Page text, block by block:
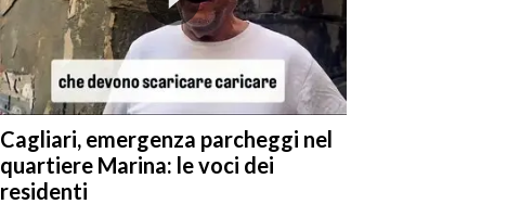
Cagliari, emergenza parcheggi nel
quartiere Marina: le voci dei
residenti